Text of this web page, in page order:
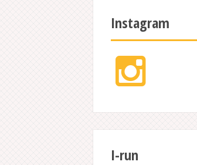
Instagram
Instagram
I-run